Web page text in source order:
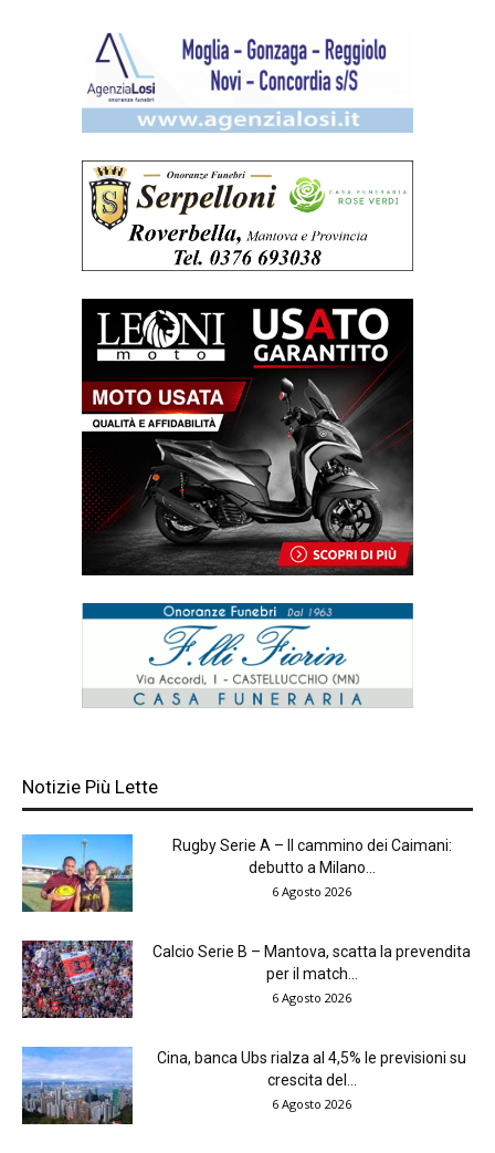
Notizie Più Lette
Rugby Serie A – Il cammino dei Caimani:
debutto a Milano...
6 Agosto 2026
Calcio Serie B – Mantova, scatta la prevendita
per il match...
6 Agosto 2026
Cina, banca Ubs rialza al 4,5% le previsioni su
crescita del...
6 Agosto 2026